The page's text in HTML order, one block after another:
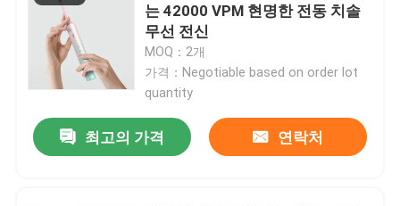
집
는 42000 VPM 현명한 전동 치솔
무선 전신
MOQ：2개
가격：Negotiable based on order lot
quantity
최고의 가격 연락처